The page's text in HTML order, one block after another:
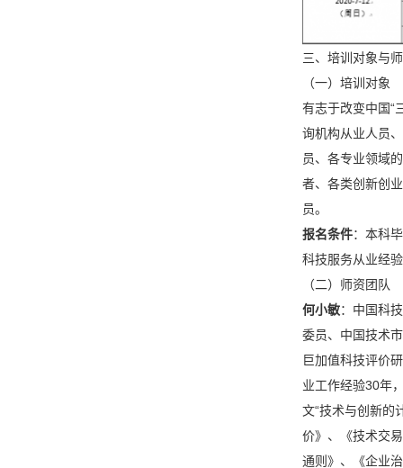
三、培训对象与
（一）培训对象
有志于改变中国“
询机构从业人员
员、各专业领域
者、各类创新创
员。
报名条件：本科
科技服务从业经
（二）师资团队
何小敏：中国科
委员、中国技术
巨加值科技评价
业工作经验30年
文“技术与创新的
价》、《技术交
通则》、《企业